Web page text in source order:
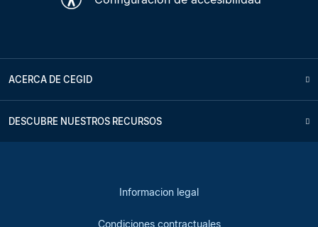
ACERCA DE CEGID
DESCUBRE NUESTROS RECURSOS
Informacion legal
Condiciones contractuales